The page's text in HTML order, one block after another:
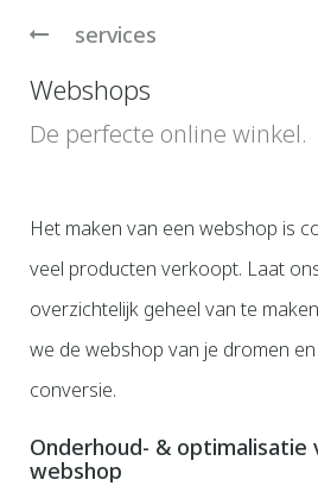
services
Webshops
De perfecte online winkel.
Het maken van een webshop is
veel producten verkoopt. Laat
overzichtelijk geheel van te
we de webshop van je dromen
conversie.
Onderhoud- & optimalisatie
webshop